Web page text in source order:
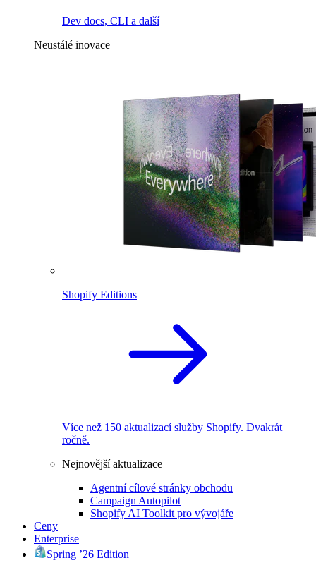
Dev docs, CLI a další
Neustálé inovace
Shopify Editions
Více než 150 aktualizací služby Shopify. Dvakrát
ročně.
Nejnovější aktualizace
Agentní cílové stránky obchodu
Campaign Autopilot
Shopify AI Toolkit pro vývojáře
Ceny
Enterprise
Spring ’26 Edition